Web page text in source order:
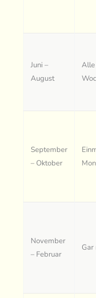
Juni –
August
September
– Oktober
November
– Februar
Gar